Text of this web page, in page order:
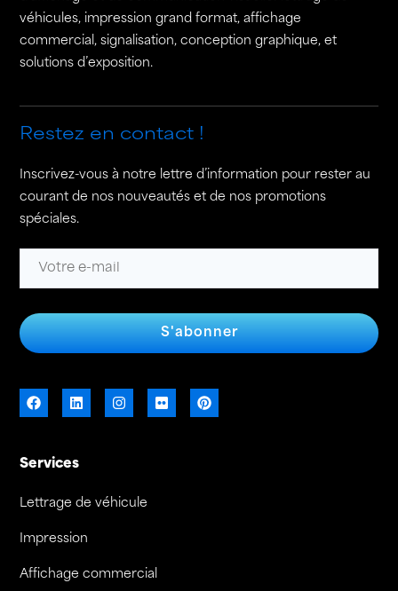
véhicules, impression grand format, affichage
commercial, signalisation, conception graphique, et
solutions d’exposition.
Restez en contact !
Inscrivez-vous à notre lettre d’information pour rester au
courant de nos nouveautés et de nos promotions
spéciales.
S'abonner
Services
Lettrage de véhicule
Impression
Affichage commercial